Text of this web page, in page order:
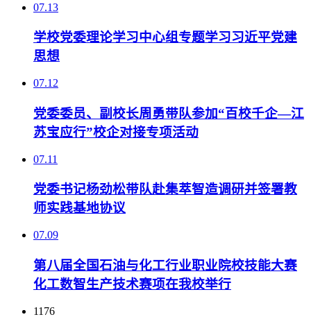
07.13
学校党委理论学习中心组专题学习习近平党建
思想
07.12
党委委员、副校长周勇带队参加“百校千企—江
苏宝应行”校企对接专项活动
07.11
党委书记杨劲松带队赴集萃智造调研并签署教
师实践基地协议
07.09
第八届全国石油与化工行业职业院校技能大赛
化工数智生产技术赛项在我校举行
1176